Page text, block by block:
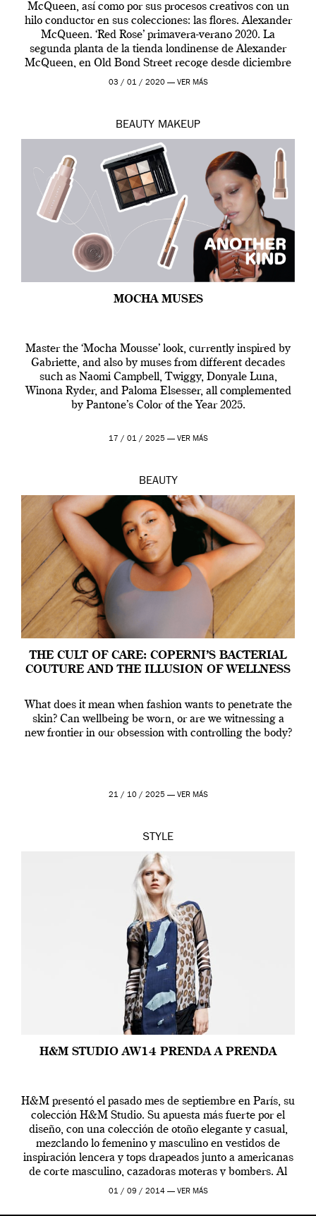
McQueen, así como por sus procesos creativos con un
hilo conductor en sus colecciones: las flores. Alexander
McQueen. ‘Red Rose’ primavera-verano 2020. La
segunda planta de la tienda londinense de Alexander
McQueen, en Old Bond Street recoge desde diciembre
de 2019 hasta final de abril […]
03 / 01 / 2020 — VER MÁS
BEAUTY MAKEUP
MOCHA MUSES
Master the ‘Mocha Mousse’ look, currently inspired by
Gabriette, and also by muses from different decades
such as Naomi Campbell, Twiggy, Donyale Luna,
Winona Ryder, and Paloma Elsesser, all complemented
by Pantone’s Color of the Year 2025.
17 / 01 / 2025 — VER MÁS
BEAUTY
THE CULT OF CARE: COPERNI’S BACTERIAL
COUTURE AND THE ILLUSION OF WELLNESS
What does it mean when fashion wants to penetrate the
skin? Can wellbeing be worn, or are we witnessing a
new frontier in our obsession with controlling the body?
21 / 10 / 2025 — VER MÁS
STYLE
H&M STUDIO AW14 PRENDA A PRENDA
H&M presentó el pasado mes de septiembre en París, su
colección H&M Studio. Su apuesta más fuerte por el
diseño, con una colección de otoño elegante y casual,
mezclando lo femenino y masculino en vestidos de
inspiración lencera y tops drapeados junto a americanas
de corte masculino, cazadoras moteras y bombers. Al
frente de la […]
01 / 09 / 2014 — VER MÁS